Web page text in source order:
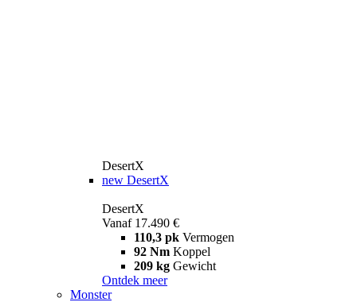
DesertX
new DesertX
DesertX
Vanaf 17.490 €
110,3 pk Vermogen
92 Nm Koppel
209 kg Gewicht
Ontdek meer
Monster